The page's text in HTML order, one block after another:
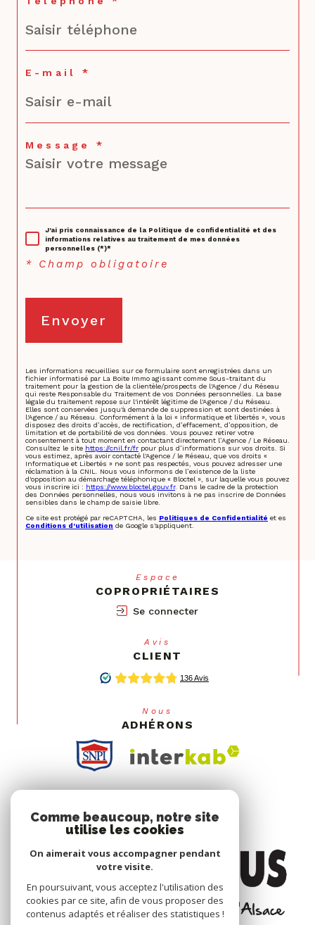
E-mail *
Message *
J'ai pris connaissance de la Politique de confidentialité et des
informations relatives au traitement de mes données
personnelles (*)*
* Champ obligatoire
Envoyer
Les informations recueillies sur ce formulaire sont enregistrées dans un
fichier informatisé par La Boite Immo agissant comme Sous-traitant du
traitement pour la gestion de la clientèle/prospects de l'Agence / du Réseau
qui reste Responsable du Traitement de vos Données personnelles. La base
légale du traitement repose sur l'intérêt légitime de l'Agence / du Réseau.
Elles sont conservées jusqu'à demande de suppression et sont destinées à
l'Agence / au Réseau. Conformément à la loi « informatique et libertés », vous
disposez des droits d’accès, de rectification, d’effacement, d’opposition, de
limitation et de portabilité de vos données. Vous pouvez retirer votre
consentement à tout moment en contactant directement l’Agence / Le Réseau.
Consultez le site https://cnil.fr/fr pour plus d’informations sur vos droits. Si
vous estimez, après avoir contacté l'Agence / le Réseau, que vos droits «
Informatique et Libertés » ne sont pas respectés, vous pouvez adresser une
réclamation à la CNIL. Nous vous informons de l’existence de la liste
d'opposition au démarchage téléphonique « Bloctel », sur laquelle vous pouvez
vous inscrire ici : https://www.bloctel.gouv.fr. Dans le cadre de la protection
des Données personnelles, nous vous invitons à ne pas inscrire de Données
sensibles dans le champ de saisie libre.
Ce site est protégé par reCAPTCHA, les Politiques de Confidentialité et es
Conditions d'utilisation de Google s'appliquent.
Espace
COPROPRIÉTAIRES
Se connecter
Avis
CLIENT
Nous
ADHÉRONS
Comme beaucoup, notre site
utilise les cookies
On aimerait vous accompagner pendant
votre visite.
En poursuivant, vous acceptez l'utilisation des
cookies par ce site, afin de vous proposer des
contenus adaptés et réaliser des statistiques !